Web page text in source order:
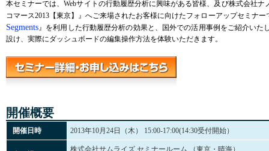
本セミナーでは、Webサイトの行動履歴分析に興味がある皆様、及び株式会社
コマース2013【東京】』へご来場されたお客様に向けたフォローアップセミナ
Segments』を利用した行動履歴分析の効果と、国外での活用事例をご紹介い
設け、実際にダッシュボードの編集操作方法を体験いただきます。
開催概要
開催日時 2013年10月24日（木） 15:00-17:00(14:30受付開始）
株式会社サムライズ セミナールーム （東京・晴海）